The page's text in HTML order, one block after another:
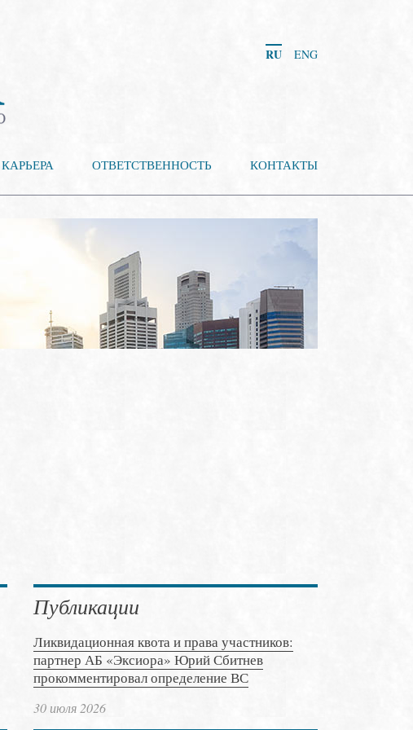
RU ENG
КАРЬЕРА ОТВЕТСТВЕННОСТЬ КОНТАКТЫ
Публикации
Ликвидационная квота и права участников:
партнер АБ «Эксиора» Юрий Сбитнев
прокомментировал определение ВС
30 июля 2026